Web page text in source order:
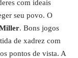
com ideais
seu povo. O
. Bons jogos
de xadrez com
pontos de vista. A